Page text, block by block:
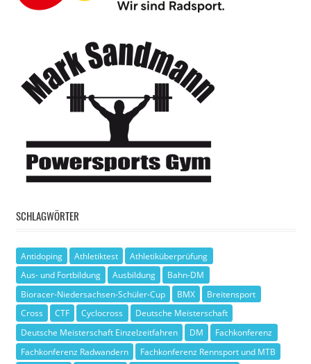
SCHLAGWÖRTER
Antidoping Athletiktest
Athletiküberprüfung
Aus- und Fortbildung
Ausbildung
Bahn-DM
Bioracer-Niedersachsen-Schüler-Cup
BMX
Breitensport
Cross
CTF Cyclocross
Deutsche Meisterschaft
Deutsche Meisterschaft Einzelzeitfahren
DM
Fachkonferenz
Fachkonferenz Radwandern
Fachkonferenz Rennsport und MTB